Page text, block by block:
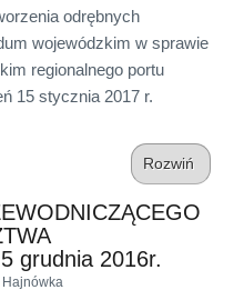
odrębnych
wojewódzkim w sprawie
regionalnego portu
15 stycznia 2017 r.
Rozwiń
grudnia 2016r.
Hajnówka